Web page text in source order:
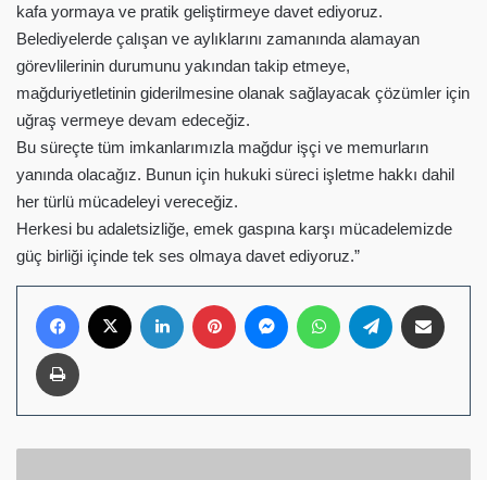
kafa yormaya ve pratik geliştirmeye davet ediyoruz.
Belediyelerde çalışan ve aylıklarını zamanında alamayan
görevlilerinin durumunu yakından takip etmeye,
mağduriyetletinin giderilmesine olanak sağlayacak çözümler için
uğraş vermeye devam edeceğiz.
Bu süreçte tüm imkanlarımızla mağdur işçi ve memurların
yanında olacağız. Bunun için hukuki süreci işletme hakkı dahil
her türlü mücadeleyi vereceğiz.
Herkesi bu adaletsizliğe, emek gaspına karşı mücadelemizde
güç birliği içinde tek ses olmaya davet ediyoruz.”
Facebook LinkedIn PinterestMessengerWhatsAppTelegram
Yazdır